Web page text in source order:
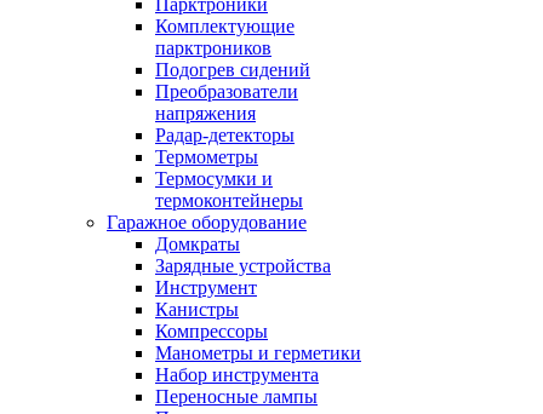
Комплектующие
парктроников
Подогрев сидений
Преобразователи
напряжения
Радар-детекторы
Термометры
Термосумки и
термоконтейнеры
Гаражное оборудование
Домкраты
Зарядные устройства
Инструмент
Канистры
Компрессоры
Манометры и герметики
Набор инструмента
Переносные лампы